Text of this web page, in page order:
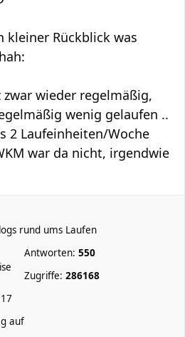
kleiner Rückblick was
wieder regelmäßig,
wenig gelaufen ..
2 Laufeinheiten/Woche
war da nicht, irgendwie
rund ums Laufen
Antworten: 550
Zugriffe: 286168
auf